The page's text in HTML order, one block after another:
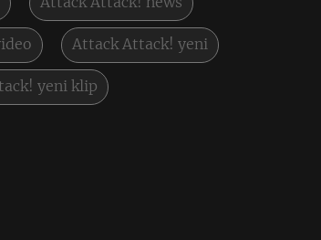
Attack Attack! yeni
yeni klip